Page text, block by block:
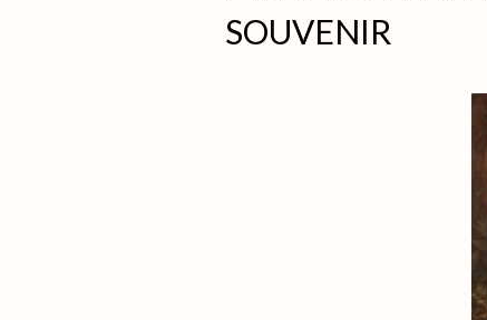
SOUVENIR